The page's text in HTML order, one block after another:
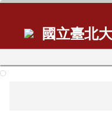
國立臺北